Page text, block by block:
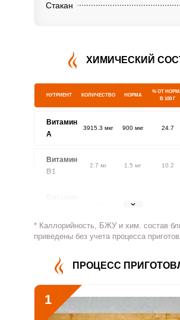
Стакан
ХИМИЧЕСКИЙ
НУТРИЕНТ КОЛИЧЕСТВО НОРМА
% ОТ
В 100 Г
Витамин
A
3915.3 мкг 900 мкг 24.7
Витамин
В1
2.7 мг 1.5 мг 10.2
1.8 мг
Витамин
1001.3 мг 500 мг 11.4
Витамин
В5
Витамин
8.3 мг 2 мг 23.4
* Каллорийность, БЖУ и хим. состав
приведены без учета процесса
ПРОЦЕСС
1